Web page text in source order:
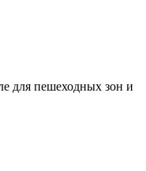
для пешеходных зон и